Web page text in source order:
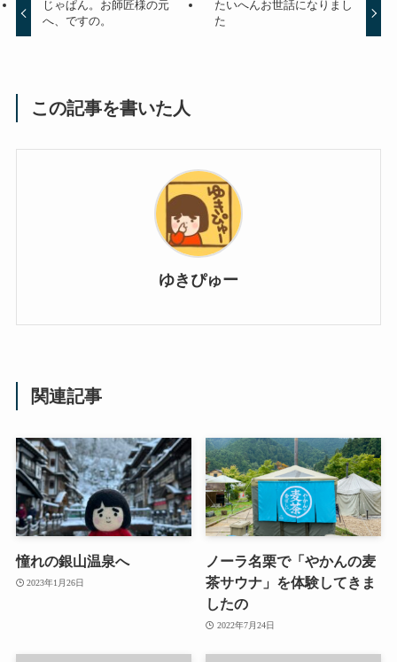
じゃぱん。お師匠様の元
へ、ですの。
たいへんお世話になりまし
た
この記事を書いた人
ゆきぴゅー
関連記事
憧れの銀山温泉へ
2023年1月26日
ノーラ名栗で「やかんの麦
茶サウナ」を体験してきま
したの
2022年7月24日